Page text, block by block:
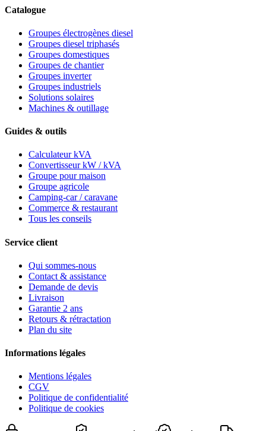
Catalogue
Groupes électrogènes diesel
Groupes diesel triphasés
Groupes domestiques
Groupes de chantier
Groupes inverter
Groupes industriels
Solutions solaires
Machines & outillage
Guides & outils
Calculateur kVA
Convertisseur kW / kVA
Groupe pour maison
Groupe agricole
Camping-car / caravane
Commerce & restaurant
Tous les conseils
Service client
Qui sommes-nous
Contact & assistance
Demande de devis
Livraison
Garantie 2 ans
Retours & rétractation
Plan du site
Informations légales
Mentions légales
CGV
Politique de confidentialité
Politique de cookies